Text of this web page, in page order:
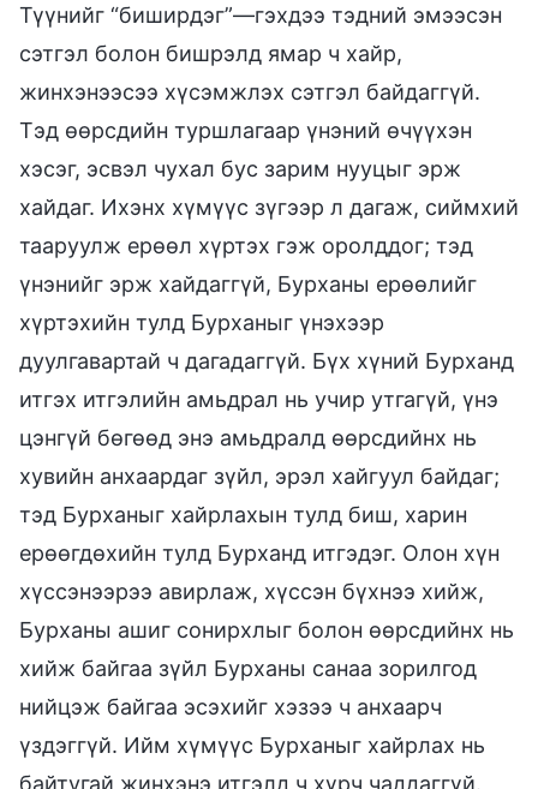
Түүнийг “биширдэг”—гэхдээ тэдний эмээсэн
сэтгэл болон бишрэлд ямар ч хайр,
жинхэнээсээ хүсэмжлэх сэтгэл байдаггүй.
Тэд өөрсдийн туршлагаар үнэний өчүүхэн
хэсэг, эсвэл чухал бус зарим нууцыг эрж
хайдаг. Ихэнх хүмүүс зүгээр л дагаж, сиймхий
тааруулж ерөөл хүртэх гэж оролддог; тэд
үнэнийг эрж хайдаггүй, Бурханы ерөөлийг
хүртэхийн тулд Бурханыг үнэхээр
дуулгавартай ч дагадаггүй. Бүх хүний Бурханд
итгэх итгэлийн амьдрал нь учир утгагүй, үнэ
цэнгүй бөгөөд энэ амьдралд өөрсдийнх нь
хувийн анхаардаг зүйл, эрэл хайгуул байдаг;
тэд Бурханыг хайрлахын тулд биш, харин
ерөөгдөхийн тулд Бурханд итгэдэг. Олон хүн
хүссэнээрээ авирлаж, хүссэн бүхнээ хийж,
Бурханы ашиг сонирхлыг болон өөрсдийнх нь
хийж байгаа зүйл Бурханы санаа зорилгод
нийцэж байгаа эсэхийг хэзээ ч анхаарч
үздэггүй. Ийм хүмүүс Бурханыг хайрлах нь
байтугай жинхэнэ итгэлд ч хүрч чаддаггүй.